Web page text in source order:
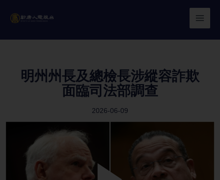
明州州長及總檢長涉縱容詐欺
面臨司法部調查
2026-06-09